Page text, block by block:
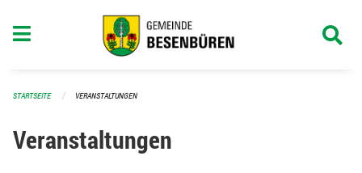
STARTSEITE VERANSTALTUNGEN
Veranstaltungen